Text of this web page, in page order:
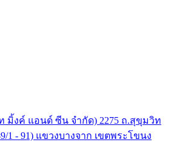
มิ้งค์ แอนด์ ซีน จำกัด) 2275 ถ.สุขุมวิท
1 - 91) แขวงบางจาก เขตพระโขนง